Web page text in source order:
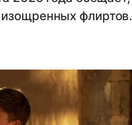
флиртов.